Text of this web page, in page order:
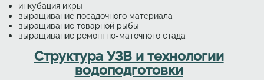
инкубация икры
выращивание посадочного материала
выращивание товарной рыбы
выращивание ремонтно-маточного стада
Структура УЗВ и технологии
водоподготовки